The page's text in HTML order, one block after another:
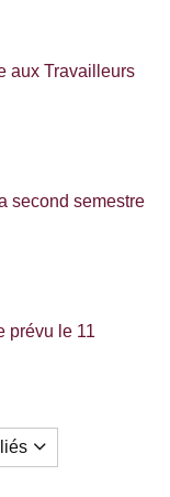
aux Travailleurs
second semestre
prévu le 11